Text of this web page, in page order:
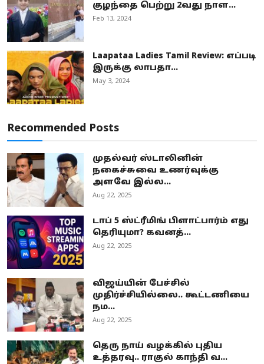
குழந்தை பெற்று 2வது நாள...
Feb 13, 2024
Laapataa Ladies Tamil Review: எப்படி
இருக்கு லாபதா...
May 3, 2024
Recommended Posts
முதல்வர் ஸ்டாலினின்
நகைச்சுவை உணர்வுக்கு
அளவே இல்ல...
Aug 22, 2025
டாப் 5 ஸ்ட்ரீமிங் பிளாட்பார்ம் எது
தெரியுமா? கவனத்...
Aug 22, 2025
விஜய்யின் பேச்சில்
முதிர்ச்சியில்லை.. கூட்டணியை
நம...
Aug 22, 2025
தெரு நாய் வழக்கில் புதிய
உத்தரவு.. ராகுல் காந்தி வ...